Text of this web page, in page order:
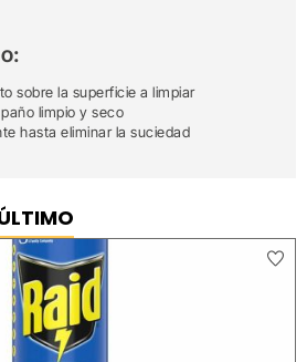
sobre la superficie a limpiar
limpio y seco
hasta eliminar la suciedad